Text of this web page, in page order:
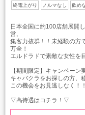
終電上がり ノルマなし 飲め
日本全国に約100店舗展開
営。
集客力抜群！！未経験の方
万全！
エルドラドで素敵な女性を
【期間限定】キャンペーン
キャバクラをお探しの方、
この機会をお見逃しなく！
▽高待遇はコチラ！▽